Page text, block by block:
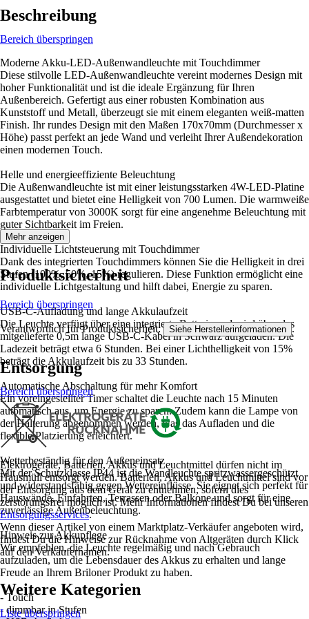
Beschreibung
Bereich überspringen
Moderne Akku-LED-Außenwandleuchte mit Touchdimmer
Diese stilvolle LED-Außenwandleuchte vereint modernes Design mit
hoher Funktionalität und ist die ideale Ergänzung für Ihren
Außenbereich. Gefertigt aus einer robusten Kombination aus
Kunststoff und Metall, überzeugt sie mit einem eleganten weiß-matten
Finish. Ihr rundes Design mit den Maßen 170x70mm (Durchmesser x
Höhe) passt perfekt an jede Wand und verleiht Ihrer Außendekoration
einen modernen Touch.
Helle und energieeffiziente Beleuchtung
Die Außenwandleuchte ist mit einer leistungsstarken 4W-LED-Platine
ausgestattet und bietet eine Helligkeit von 700 Lumen. Die warmweiße
Farbtemperatur von 3000K sorgt für eine angenehme Beleuchtung mit
guter Sichtbarkeit im Freien.
Individuelle Lichtsteuerung mit Touchdimmer
Dank des integrierten Touchdimmers können Sie die Helligkeit in drei
Stufen (100%, 50%, 15%) regulieren. Diese Funktion ermöglicht eine
individuelle Lichtgestaltung und hilft dabei, Energie zu sparen.
USB-C-Aufladung und lange Akkulaufzeit
Die Leuchte verfügt über eine integrierte Batterie und wird über das
mitgelieferte 0,5m lange USB-C-Kabel in Schwarz aufgeladen. Die
Ladezeit beträgt etwa 6 Stunden. Bei einer Lichthelligkeit von 15%
beträgt die Akkulaufzeit bis zu 33 Stunden.
Automatische Abschaltung für mehr Komfort
Ein voreingestellter Timer schaltet die Leuchte nach 15 Minuten
automatisch aus, um Energie zu sparen. Zudem kann die Lampe von
der Halterung abgenommen werden, was das Aufladen und die
flexible Platzierung erleichtert.
Wetterbeständig für den Außeneinsatz
Mit der Schutzklasse IP44 ist die Wandleuchte spritzwassergeschützt
und widerstandsfähig gegen Wettereinflüsse. Sie eignet sich perfekt für
Hauswände, Einfahrten, Terrassen oder Balkone und sorgt für eine
zuverlässige Außenbeleuchtung.
Hinweis zur Akkupflege
Wir empfehlen, die Leuchte regelmäßig und nach Gebrauch
aufzuladen, um die Lebensdauer des Akkus zu erhalten und lange
Freude an Ihrem Briloner Produkt zu haben.
- Touch
- dimmbar in Stufen
Mehr anzeigen
Produktsicherheit
Bereich überspringen
Verantwortlich für Produktsicherheit: Siehe Herstellerinformationen .
Entsorgung
Bereich überspringen
Elektrogeräte, Batterien, Akkus und Leuchtmittel dürfen nicht im
Hausmüll entsorgt werden. Batterien, Akkus und Leuchtmittel sind vor
der Entsorgung aus dem Gerät zu entnehmen, sofern dies
zerstörungsfrei möglich ist. Mehr Informationen findest Du bei unseren
Entsorgungsservices.
Wenn dieser Artikel von einem Marktplatz-Verkäufer angeboten wird,
findest Du die Hinweise zur Rücknahme von Altgeräten durch Klick
auf den Verkäufernamen.
Weitere Kategorien
Liste überspringen